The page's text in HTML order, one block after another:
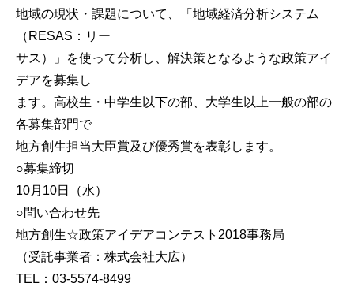
地域の現状・課題について、「地域経済分析システム
（RESAS：リー
サス）」を使って分析し、解決策となるような政策アイ
デアを募集し
ます。高校生・中学生以下の部、大学生以上一般の部の
各募集部門で
地方創生担当大臣賞及び優秀賞を表彰します。
○募集締切
10月10日（水）
○問い合わせ先
地方創生☆政策アイデアコンテスト2018事務局
（受託事業者：株式会社大広）
TEL：03-5574-8499